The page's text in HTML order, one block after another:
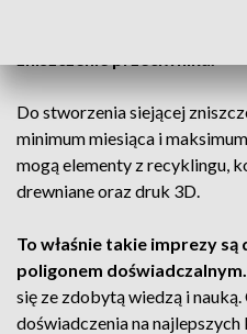
Do stworzenia siejącej
minimum miesiąca i
mogą elementy z recyklingu,
drewniane oraz druk 3D.
To właśnie takie imprezy
poligonem doświadczalnym.
się ze zdobytą wiedzą i
doświadczenia na